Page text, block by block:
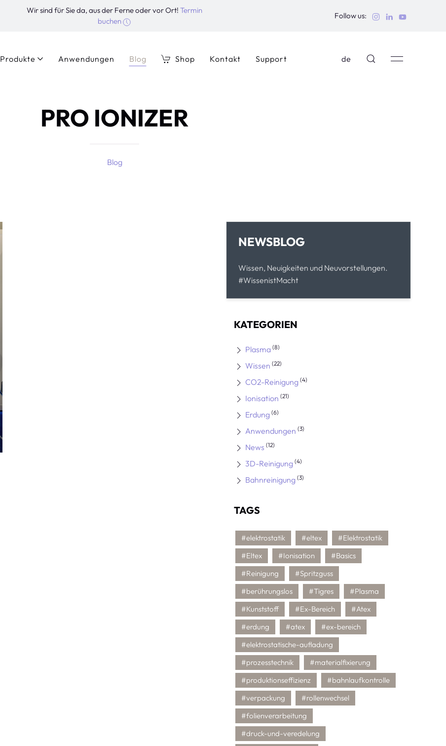
Wir sind für Sie da, aus der Ferne oder vor Ort! Termin
buchen
Follow us:
Produkte Anwendungen Blog Shop Kontakt Support de
PRO IONIZER
Blog
NEWSBLOG
Wissen, Neuigkeiten und Neuvorstellungen.
#WissenistMacht
KATEGORIEN
Plasma (8)
Wissen (22)
CO2-Reinigung (4)
Ionisation (21)
Erdung (6)
Anwendungen (3)
News (12)
3D-Reinigung (4)
Bahnreinigung (3)
TAGS
#elektrostatik #eltex
#Elektrostatik
#Eltex
#Ionisation
#Basics
#Reinigung
#Spritzguss
#berührungslos
#Tigres
#Plasma
#Kunststoff
#Ex-Bereich
#Atex
#erdung
#atex
#ex-bereich
#elektrostatische-aufladung
#prozesstechnik
#materialfixierung
#produktionseffizienz
#bahnlaufkontrolle
#verpackung
#rollenwechsel
#folienverarbeitung
#druck-und-veredelung